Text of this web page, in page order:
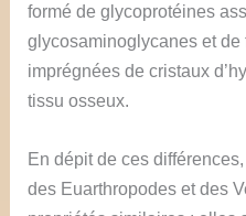
formé de glycoprotéines
glycosaminoglycanes et
imprégnées de cristaux
tissu osseux.
En dépit de ces
des Euarthropodes et des